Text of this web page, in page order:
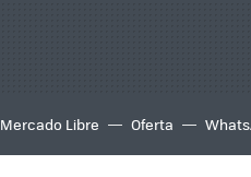
Mercado Libre Oferta